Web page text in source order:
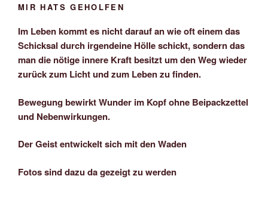
MIR HATS GEHOLFEN
Im Leben kommt es nicht darauf an wie oft einem das
Schicksal durch irgendeine Hölle schickt, sondern das
man die nötige innere Kraft besitzt um den Weg wieder
zurück zum Licht und zum Leben zu finden.
Bewegung bewirkt Wunder im Kopf ohne Beipackzettel
und Nebenwirkungen.
Der Geist entwickelt sich mit den Waden
Fotos sind dazu da gezeigt zu werden